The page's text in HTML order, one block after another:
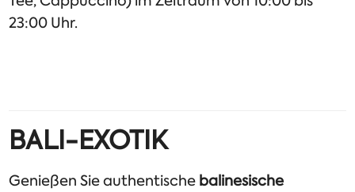
23:00 Uhr.
BALI-EXOTIK
Genießen Sie authentische balinesische